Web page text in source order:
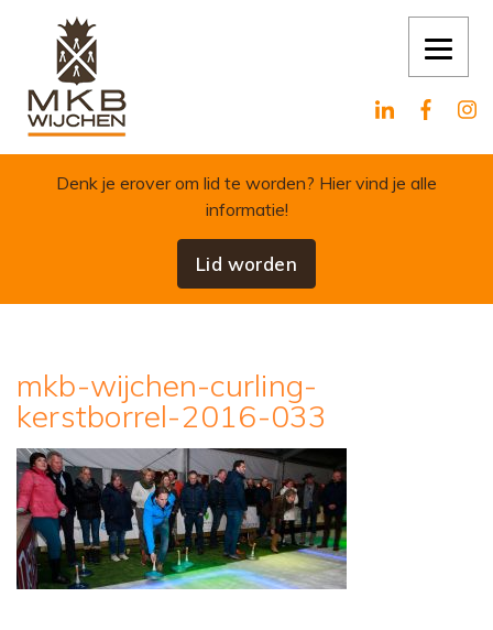
Skip to content
Denk je erover om lid te worden? Hier vind je alle
informatie!
Lid worden
mkb-wijchen-curling-
kerstborrel-2016-033